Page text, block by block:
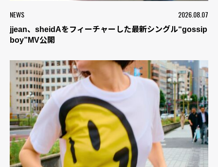
NEWS 2026.08.07
jjean、sheidAをフィーチャーした最新シングル“gossip
boy”MV公開